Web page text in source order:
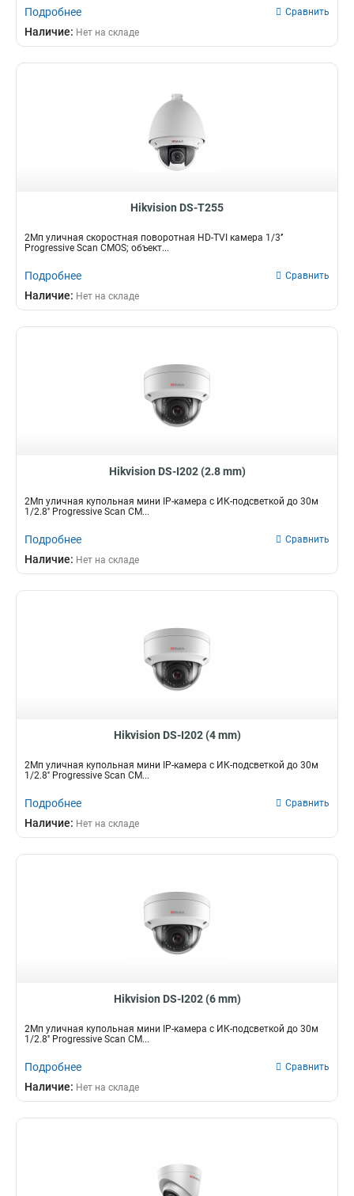
Подробнее Сравнить
Наличие: Нет на складе
Hikvision DS-T255
2Мп уличная скоростная поворотная HD-TVI камера 1/3’’
Progressive Scan CMOS; объект...
Подробнее Сравнить
Наличие: Нет на складе
Hikvision DS-I202 (2.8 mm)
2Мп уличная купольная мини IP-камера с ИК-подсветкой до 30м
1/2.8'' Progressive Scan CM...
Подробнее Сравнить
Наличие: Нет на складе
Hikvision DS-I202 (4 mm)
2Мп уличная купольная мини IP-камера с ИК-подсветкой до 30м
1/2.8'' Progressive Scan CM...
Подробнее Сравнить
Наличие: Нет на складе
Hikvision DS-I202 (6 mm)
2Мп уличная купольная мини IP-камера с ИК-подсветкой до 30м
1/2.8'' Progressive Scan CM...
Подробнее Сравнить
Наличие: Нет на складе